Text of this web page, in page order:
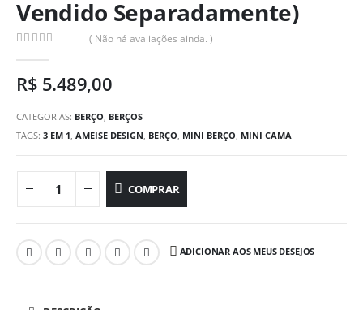
Vendido Separadamente)
( Não há avaliações ainda. )
R$ 5.489,00
CATEGORIAS: BERÇO BERÇOS
TAGS: 3 EM 1, AMEISE DESIGN, BERÇO, MINI BERÇO, MINI CAMA
COMPRAR
ADICIONAR AOS MEUS DESEJOS